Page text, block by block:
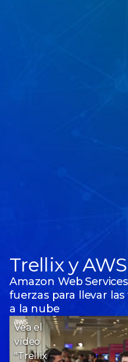
Trellix y AWS
Amazon Web
fuerzas para llevar
a la nube
Vea el
vídeo
"Trellix